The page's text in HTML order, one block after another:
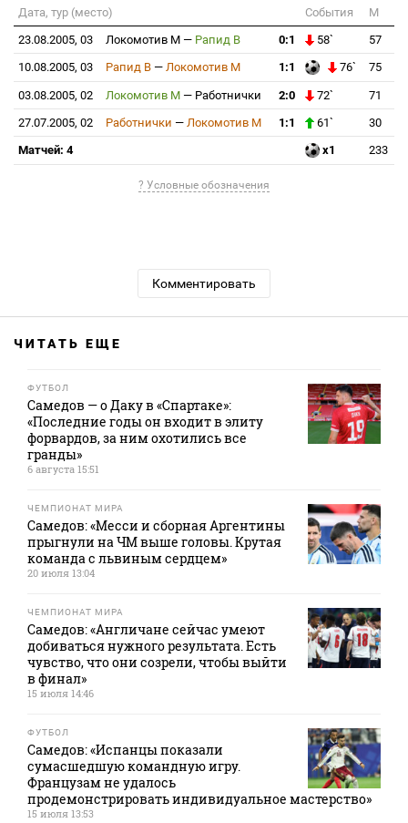
Дата, тур (место) События
М
23.08.2005, 03
Локомотив М — Рапид В 0:1 58`
57
10.08.2005, 03
Рапид В — Локомотив М 1:1 76` 75
03.08.2005, 02 Локомотив М — Работнички 2:0 72`
71
27.07.2005, 02
Работнички — Локомотив М 1:1 61`
30
Матчей: 4
x1 233
? Условные обозначения
Комментировать
ЧИТАТЬ ЕЩЕ
ФУТБОЛ
Самедов — о Даку в «Спартаке»:
«Последние годы он входит в элиту
форвардов, за ним охотились все
гранды»
6 августа 15:51
ЧЕМПИОНАТ МИРА
Самедов: «Месси и сборная Аргентины
прыгнули на ЧМ выше головы. Крутая
команда с львиным сердцем»
20 июля 13:04
ЧЕМПИОНАТ МИРА
Самедов: «Англичане сейчас умеют
добиваться нужного результата. Есть
чувство, что они созрели, чтобы выйти
в финал»
15 июля 14:46
ФУТБОЛ
Самедов: «Испанцы показали
сумасшедшую командную игру.
Французам не удалось
продемонстрировать индивидуальное мастерство»
15 июля 13:53